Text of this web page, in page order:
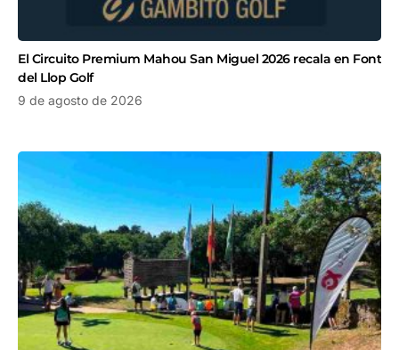
El Circuito Premium Mahou San Miguel 2026 recala en Font
del Llop Golf
9 de agosto de 2026